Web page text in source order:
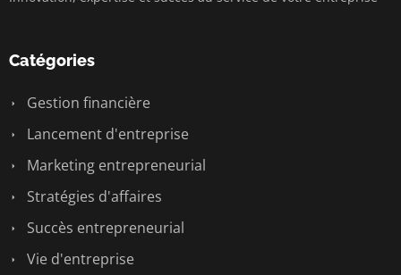
Catégories
Gestion financière
Lancement d'entreprise
Marketing entrepreneurial
Stratégies d'affaires
Succès entrepreneurial
Vie d'entreprise